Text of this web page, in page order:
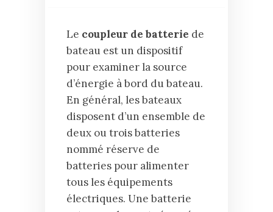
Le coupleur de batterie de
bateau est un dispositif
pour examiner la source
d’énergie à bord du bateau.
En général, les bateaux
disposent d’un ensemble de
deux ou trois batteries
nommé réserve de
batteries pour alimenter
tous les équipements
électriques. Une batterie